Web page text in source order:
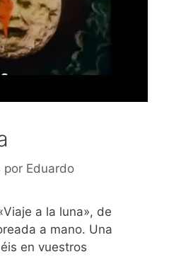
por Eduardo
a la luna», de
a mano. Una
en vuestros